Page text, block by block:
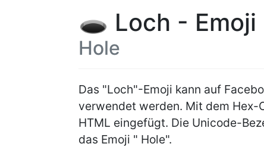
🕳 Loch - Emoji
Hole
Das "Loch"-Emoji kann auf
verwendet werden. Mit dem Hex-
HTML eingefügt. Die Unicode-
das Emoji " Hole".